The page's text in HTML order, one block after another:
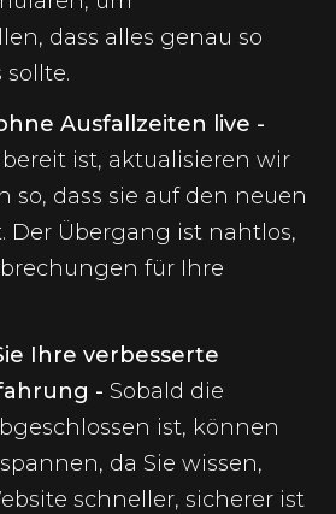
dass alles genau so
sollte.
Ausfallzeiten live -
ist, aktualisieren wir
so, dass sie auf den neuen
Der Übergang ist nahtlos,
für Ihre
Ihre verbesserte
- Sobald die
ist, können
da Sie wissen,
schneller, sicherer ist